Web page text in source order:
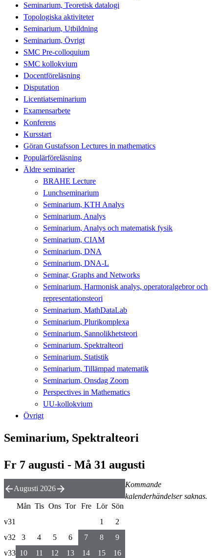
Seminarium, Teoretisk datalogi
Topologiska aktiviteter
Seminarium, Utbildning
Seminarium, Övrigt
SMC Pre-colloquium
SMC kollokvium
Docentföreläsning
Disputation
Licentiatseminarium
Examensarbete
Konferens
Kursstart
Göran Gustafsson Lectures in mathematics
Populärföreläsning
Äldre seminarier
BRAHE Lecture
Lunchseminarium
Seminarium, KTH Analys
Seminarium, Analys
Seminarium, Analys och matematisk fysik
Seminarium, CIAM
Seminarium, DNA
Seminarium, DNA-L
Seminar, Graphs and Networks
Seminarium, Harmonisk analys, operatoralgebror och
representationsteori
Seminarium, MathDataLab
Seminarium, Plurikomplexa
Seminarium, Sannolikhetsteori
Seminarium, Spektralteori
Seminarium, Statistik
Seminarium, Tillämpad matematik
Seminarium, Onsdag Zoom
Perspectives in Mathematics
UU-kollokvium
Övrigt
Seminarium, Spektralteori
Fr 7 augusti - Må 31 augusti
Kommande
kalenderhändelser saknas.
Augusti 2026
Mån Tis Ons Tor Fre Lör Sön
v31
1
2
v32
3 4 5 6 7 8
9
v33 10 11 12 13 14 15
16